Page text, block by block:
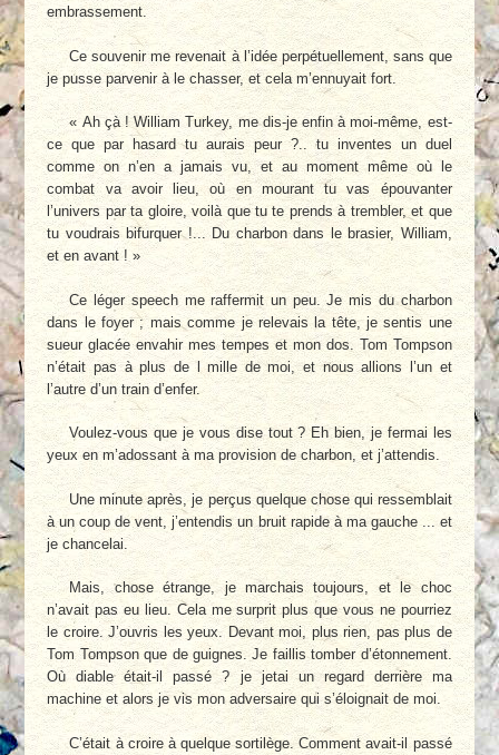
embrassement.
Ce souvenir me revenait à l’idée perpétuellement, sans que
je pusse parvenir à le chasser, et cela m’ennuyait fort.
« Ah çà ! William Turkey, me dis-je enfin à moi-même, est-
ce que par hasard tu aurais peur ?.. tu inventes un duel
comme on n’en a jamais vu, et au moment même où le
combat va avoir lieu, où en mourant tu vas épouvanter
l’univers par ta gloire, voilà que tu te prends à trembler, et que
tu voudrais bifurquer !... Du charbon dans le brasier, William,
et en avant ! »
Ce léger speech me raffermit un peu. Je mis du charbon
dans le foyer ; mais comme je relevais la tête, je sentis une
sueur glacée envahir mes tempes et mon dos. Tom Tompson
n’était pas à plus de l mille de moi, et nous allions l’un et
l’autre d’un train d’enfer.
Voulez-vous que je vous dise tout ? Eh bien, je fermai les
yeux en m’adossant à ma provision de charbon, et j’attendis.
Une minute après, je perçus quelque chose qui ressemblait
à un coup de vent, j’entendis un bruit rapide à ma gauche ... et
je chancelai.
Mais, chose étrange, je marchais toujours, et le choc
n’avait pas eu lieu. Cela me surprit plus que vous ne pourriez
le croire. J’ouvris les yeux. Devant moi, plus rien, pas plus de
Tom Tompson que de guignes. Je faillis tomber d’étonnement.
Où diable était-il passé ? je jetai un regard derrière ma
machine et alors je vis mon adversaire qui s’éloignait de moi.
C’était à croire à quelque sortilège. Comment avait-il passé